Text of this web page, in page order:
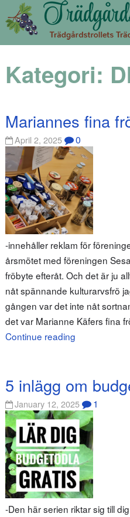
Kategori:
Mariannes fina
April 2, 2025 0
-innehåller reklam för
årsmötet med föreningen
fröbyte efteråt. Och det är ju
nåt spännande kulturarvsfrö
gången var det inte nåt
det var Marianne Käfers fina
Continue reading
5 inlägg om
January 12, 2025 1
-Den här serien riktar sig till